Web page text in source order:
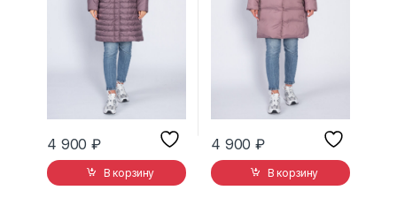
4 900₽
В корзину
4 900₽
В корзину